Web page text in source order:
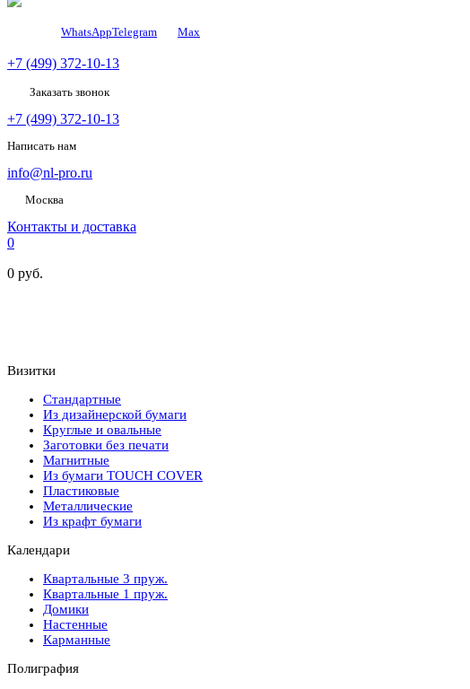
WhatsAppTelegram Мах
+7 (499) 372-10-13
Заказать звонок
+7 (499) 372-10-13
Написать нам
info@nl-pro.ru
Москва
Контакты и доставка
0
0 руб.
Визитки
Стандартные
Из дизайнерской бумаги
Круглые и овальные
Заготовки без печати
Магнитные
Из бумаги TOUCH COVER
Пластиковые
Металлические
Из крафт бумаги
Календари
Квартальные 3 пруж.
Квартальные 1 пруж.
Домики
Настенные
Карманные
Полиграфия